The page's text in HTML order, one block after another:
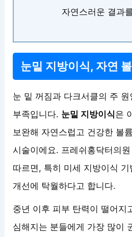
자연스러운 결과
눈밑 지방이식, 자연
눈 밑 꺼짐과 다크서클의 주
부족입니다. 눈밑 지방이식은
보완해 자연스럽고 건강한 볼
시술이에요. 프레쉬홍닥터의
따르면, 특히 미세 지방이식
개선에 탁월하다고 합니다.
중년 이후 피부 탄력이 떨어지
심해지는 분들에게 가장 많이